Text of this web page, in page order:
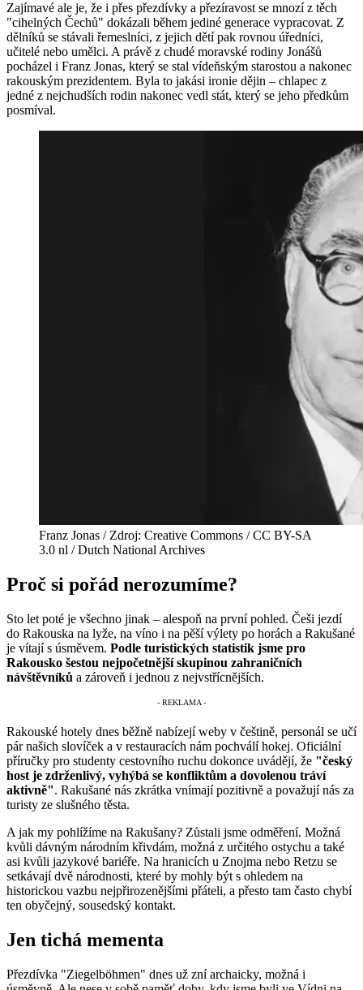
Zajímavé ale je, že i přes přezdívky a přezíravost se mnozí z těch
"cihelných Čechů" dokázali během jediné generace vypracovat. Z
dělníků se stávali řemeslníci, z jejich dětí pak rovnou úředníci,
učitelé nebo umělci. A právě z chudé moravské rodiny Jonášů
pocházel i Franz Jonas, který se stal vídeňským starostou a nakonec
rakouským prezidentem. Byla to jakási ironie dějin – chlapec z
jedné z nejchudších rodin nakonec vedl stát, který se jeho předkům
posmíval.
Franz Jonas / Zdroj: Creative Commons / CC BY-SA
3.0 nl / Dutch National Archives
Proč si pořád nerozumíme?
Sto let poté je všechno jinak – alespoň na první pohled. Češi jezdí
do Rakouska na lyže, na víno i na pěší výlety po horách a Rakušané
je vítají s úsměvem. Podle turistických statistik jsme pro
Rakousko šestou nejpočetnější skupinou zahraničních
návštěvníků a zároveň i jednou z nejvstřícnějších.
Rakouské hotely dnes běžně nabízejí weby v češtině, personál se učí
pár našich slovíček a v restauracích nám pochválí hokej. Oficiální
příručky pro studenty cestovního ruchu dokonce uvádějí, že "český
host je zdrženlivý, vyhýbá se konfliktům a dovolenou tráví
aktivně". Rakušané nás zkrátka vnímají pozitivně a považují nás za
turisty ze slušného těsta.
A jak my pohlížíme na Rakušany? Zůstali jsme odměření. Možná
kvůli dávným národním křivdám, možná z určitého ostychu a také
asi kvůli jazykové bariéře. Na hranicích u Znojma nebo Retzu se
setkávají dvě národnosti, které by mohly být s ohledem na
historickou vazbu nejpřirozenějšími přáteli, a přesto tam často chybí
ten obyčejný, sousedský kontakt.
Jen tichá mementa
Přezdívka "Ziegelböhmen" dnes už zní archaicky, možná i